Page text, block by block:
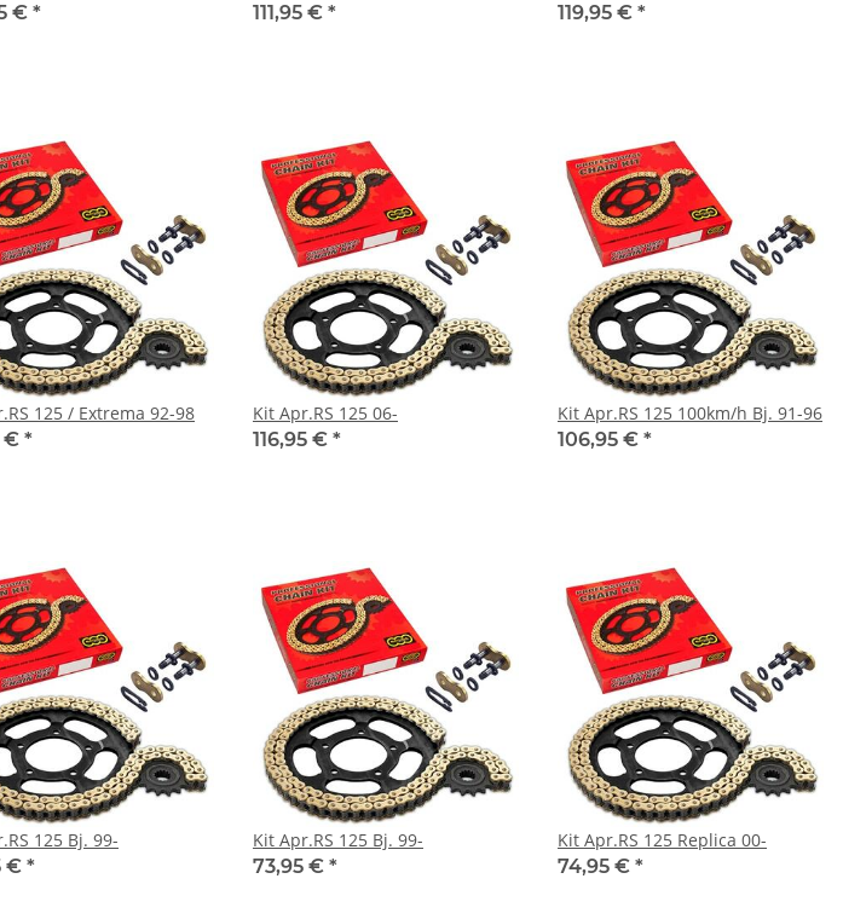
€ *
111,95 € *
119,95 € *
125 / Extrema 92-98
€ *
Kit Apr.RS 125 06-
116,95 € *
Kit Apr.RS 125 100km/h Bj. 91-96
106,95 € *
125 Bj. 99-
€ *
Kit Apr.RS 125 Bj. 99-
73,95 € *
Kit Apr.RS 125 Replica 00-
74,95 € *